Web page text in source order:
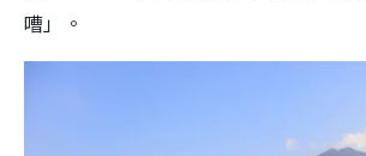
嘈」。